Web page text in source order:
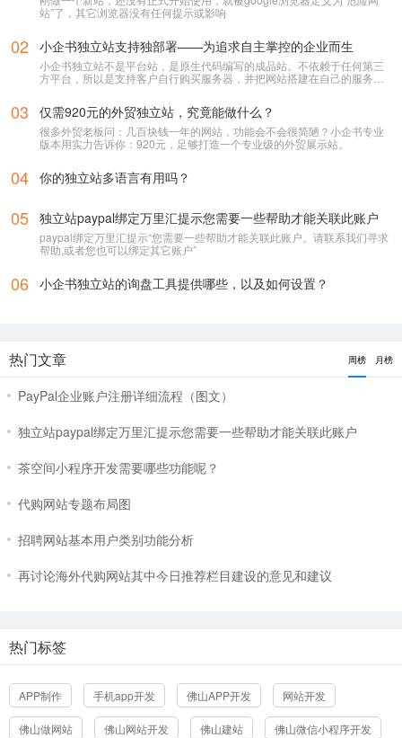
站”了，其它浏览器没有任何提示或影响
02 小企书独立站支持独部署——为追求自主掌控的企业而生
小企书独立站不是平台站，是原生代码编写的成品站。不依赖于任何第三
方平台，所以是支持客户自行购买服务器，并把网站搭建在自己的服务器
03 仅需920元的外贸独立站，究竟能做什么？
很多外贸老板问：几百块钱一年的网站，功能会不会很简陋？小企书专业
版本用实力告诉你：920元，足够打造一个专业级的外贸展示站。
04 你的独立站多语言有用吗？
05 独立站paypal绑定万里汇提示您需要一些帮助才能关联此账户
paypal绑定万里汇提示“您需要一些帮助才能关联此账户。请联系我们寻求
帮助,或者您也可以绑定其它账户”
06 小企书独立站的询盘工具提供哪些，以及如何设置？
热门文章 周榜 月榜
PayPal企业账户注册详细流程（图文）
独立站paypal绑定万里汇提示您需要一些帮助才能关联此账户
茶空间小程序开发需要哪些功能呢？
代购网站专题布局图
招聘网站基本用户类别功能分析
再讨论海外代购网站其中今日推荐栏目建设的意见和建议
热门标签
APP制作 手机app开发 佛山APP开发 网站开发
佛山做网站 佛山网站开发 佛山建站 佛山微信小程序开发
立即提交